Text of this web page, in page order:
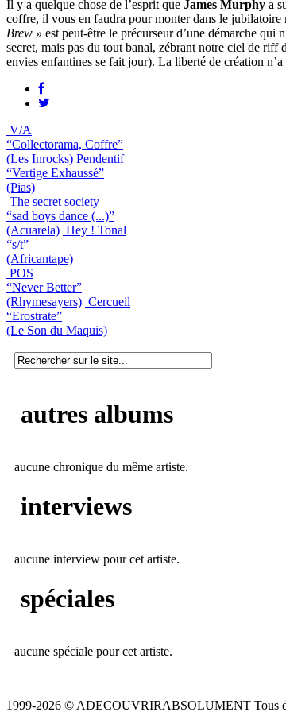
Il y a quelque chose de l’esprit que James Murphy a
coffre, il vous en faudra pour monter dans le jubilatoire
Brew » est peut-être le précurseur d’une démarche
secret, mais pas du tout banal, zébrant notre ciel de riff
envies enfantines se fait jour). La liberté de création
V/A
“Collectorama, Coffre”
(Les Inrocks) Pendentif
“Vertige Exhaussé”
(Pias)
The secret society
“sad boys dance (...)”
(Acuarela) Hey ! Tonal
“s/t”
(Africantape)
POS
“Never Better”
(Rhymesayers) Cercueil
“Erostrate”
(Le Son du Maquis)
autres albums
aucune chronique du même artiste.
interviews
aucune interview pour cet artiste.
spéciales
aucune spéciale pour cet artiste.
1999-2026 © ADECOUVRIRABSOLUMENT Tous